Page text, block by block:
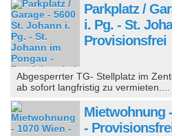
Parkplatz /
i. Pg. - St.
Provisionsfrei
Abgesperrter TG- Stellplatz im
ab sofort langfristig zu vermieten....
Mietwohnung
-